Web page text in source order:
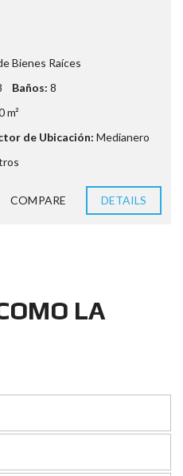
Bienes Raíces
Baños: 8
m²
de Ubicación: Medianero
COMPARE DETAILS
LA